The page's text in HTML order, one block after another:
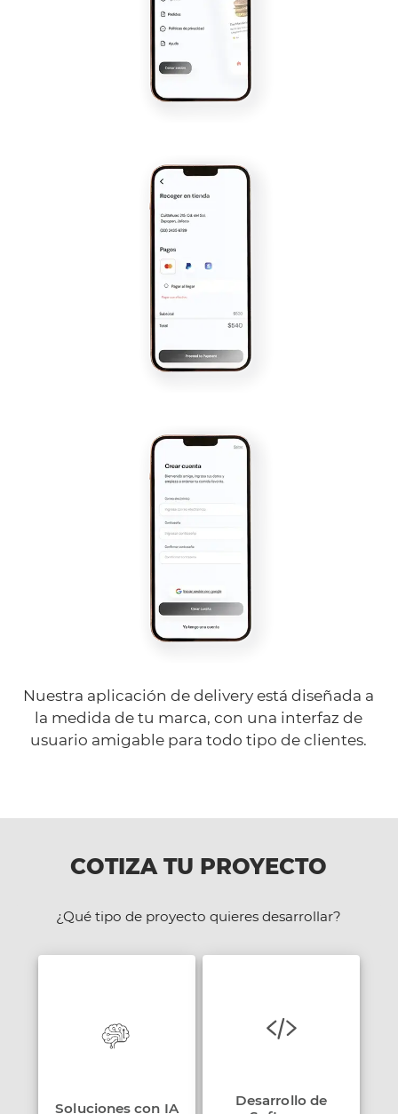
Nuestra aplicación de delivery está diseñada a
la medida de tu marca, con una interfaz de
usuario amigable para todo tipo de clientes.
COTIZA TU PROYECTO
¿Qué tipo de proyecto quieres desarrollar?
Soluciones con IA
Desarrollo de